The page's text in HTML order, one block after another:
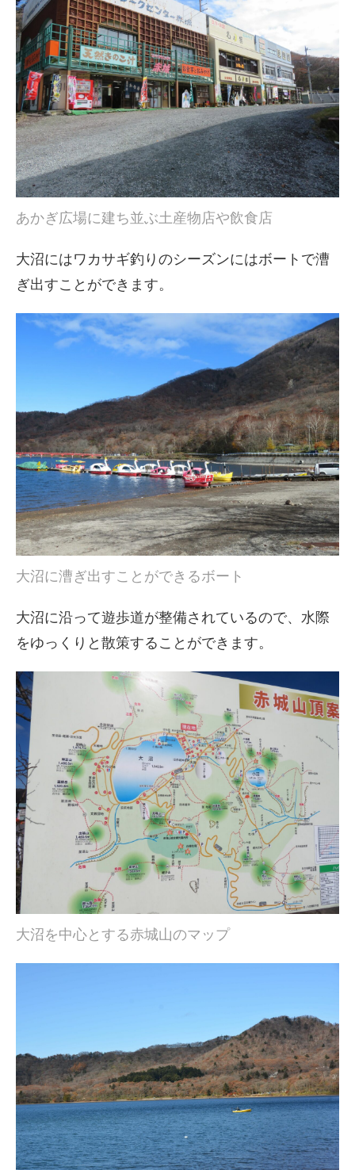
あかぎ広場に建ち並ぶ土産物店や飲食店
大沼にはワカサギ釣りのシーズンにはボートで漕
ぎ出すことができます。
大沼に漕ぎ出すことができるボート
大沼に沿って遊歩道が整備されているので、水際
をゆっくりと散策することができます。
大沼を中心とする赤城山のマップ